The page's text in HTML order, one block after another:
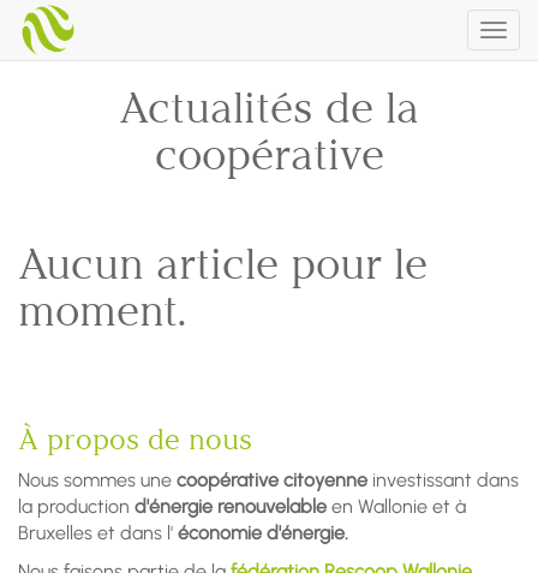
Actualités de la
coopérative
Aucun article pour le
moment.
À propos de nous
Nous sommes une coopérative citoyenne investissant dans
la production d'énergie renouvelable en Wallonie et à
Bruxelles et dans l' économie d'énergie.